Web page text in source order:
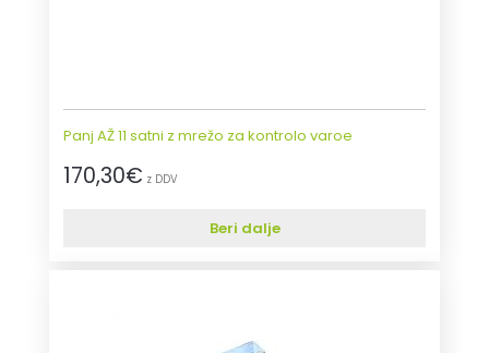
Panj AŽ 11 satni z mrežo za kontrolo varoe
170,30€ z DDV
Beri dalje